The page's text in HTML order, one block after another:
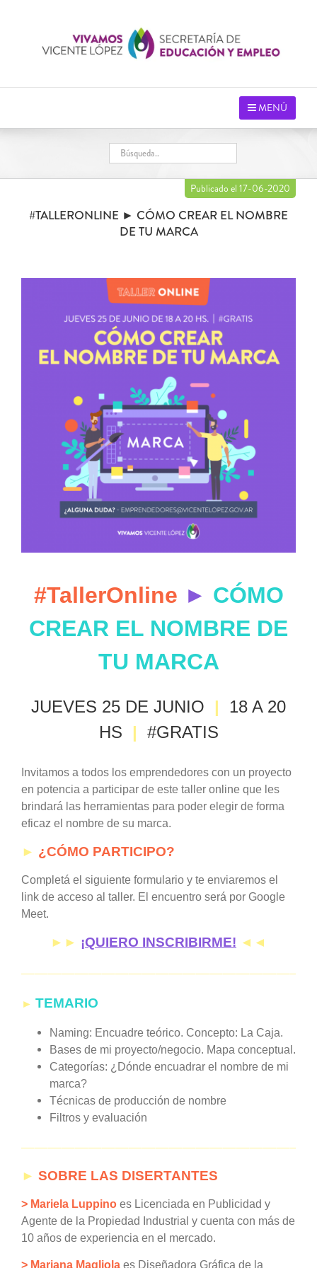
MENÚ
Publicado el 17-06-2020
#TALLERONLINE ► CÓMO CREAR EL NOMBRE
DE TU MARCA
#TallerOnline ► CÓMO
CREAR EL NOMBRE DE
TU MARCA
JUEVES 25 DE JUNIO | 18 A 20
HS | #GRATIS
Invitamos a todos los emprendedores con un proyecto
en potencia a participar de este taller online que les
brindará las herramientas para poder elegir de forma
eficaz el nombre de su marca.
► ¿CÓMO PARTICIPO?
Completá el siguiente formulario y te enviaremos el
link de acceso al taller. El encuentro será por Google
Meet.
►► ¡QUIERO INSCRIBIRME! ◄◄
► TEMARIO
Naming: Encuadre teórico. Concepto: La Caja.
Bases de mi proyecto/negocio. Mapa conceptual.
Categorías: ¿Dónde encuadrar el nombre de mi
marca?
Técnicas de producción de nombre
Filtros y evaluación
► SOBRE LAS DISERTANTES
> Mariela Luppino es Licenciada en Publicidad y
Agente de la Propiedad Industrial y cuenta con más de
10 años de experiencia en el mercado.
> Mariana Magliola es Diseñadora Gráfica de la